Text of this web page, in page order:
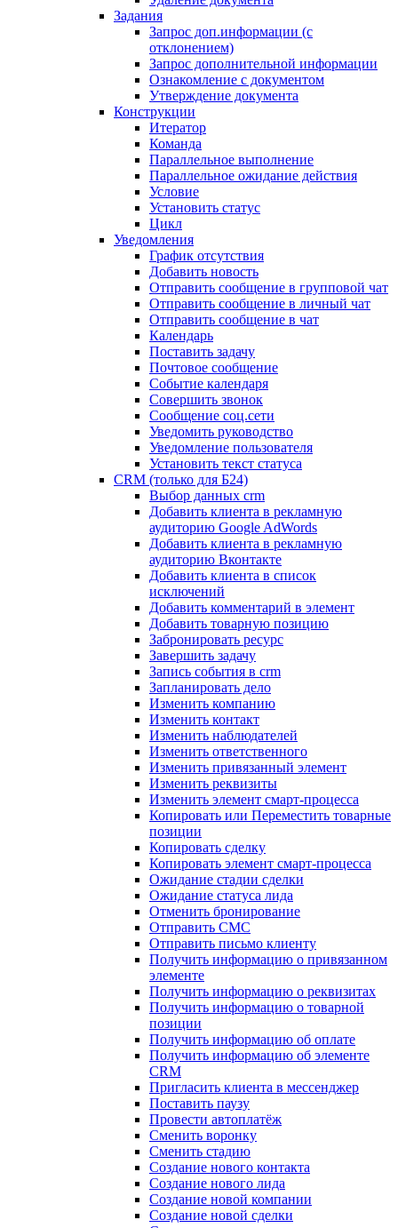
Задания
Запрос доп.информации (с
отклонением)
Запрос дополнительной информации
Ознакомление с документом
Утверждение документа
Конструкции
Итератор
Команда
Параллельное выполнение
Параллельное ожидание действия
Условие
Установить статус
Цикл
Уведомления
График отсутствия
Добавить новость
Отправить сообщение в групповой чат
Отправить сообщение в личный чат
Отправить сообщение в чат
Календарь
Поставить задачу
Почтовое сообщение
Событие календаря
Совершить звонок
Сообщение соц.сети
Уведомить руководство
Уведомление пользователя
Установить текст статуса
CRM (только для Б24)
Выбор данных crm
Добавить клиента в рекламную
аудиторию Google AdWords
Добавить клиента в рекламную
аудиторию Вконтакте
Добавить клиента в список
исключений
Добавить комментарий в элемент
Добавить товарную позицию
Забронировать ресурс
Завершить задачу
Запись события в crm
Запланировать дело
Изменить компанию
Изменить контакт
Изменить наблюдателей
Изменить ответственного
Изменить привязанный элемент
Изменить реквизиты
Изменить элемент смарт-процесса
Копировать или Переместить товарные
позиции
Копировать сделку
Копировать элемент смарт-процесса
Ожидание стадии сделки
Ожидание статуса лида
Отменить бронирование
Отправить СМС
Отправить письмо клиенту
Получить информацию о привязанном
элементе
Получить информацию о реквизитах
Получить информацию о товарной
позиции
Получить информацию об оплате
Получить информацию об элементе
CRM
Пригласить клиента в мессенджер
Поставить паузу
Провести автоплатёж
Сменить воронку
Сменить стадию
Создание нового контакта
Создание нового лида
Создание новой компании
Создание новой сделки